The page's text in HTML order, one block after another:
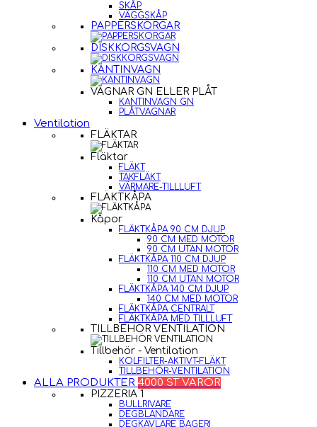
SKÅP
VÄGGSKÅP
PAPPERSKORGAR
DISKKORGSVAGN
KANTINVAGN
VAGNAR GN ELLER PLÅT
KANTINVAGN GN
PLÅTVAGNAR
Ventilation
FLÄKTAR
Fläktar
FLÄKT
TAKFLÄKT
VÄRMARE-TILLLUFT
FLÄKTKÅPA
Kåpor
FLÄKTKÅPA 90 CM DJUP
90 CM MED MOTOR
90 CM UTAN MOTOR
FLÄKTKÅPA 110 CM DJUP
110 CM MED MOTOR
110 CM UTAN MOTOR
FLÄKTKÅPA 140 CM DJUP
140 CM MED MOTOR
FLÄKTKÅPA CENTRALT
FLÄKTKÅPA MED TILLLUFT
TILLBEHÖR VENTILATION
Tillbehör - Ventilation
KOLFILTER-AKTIVT-FLÄKT
TILLBEHÖR-VENTILATION
ALLA PRODUKTER 4000 ST VAROR
PIZZERIA 1
BULLRIVARE
DEGBLANDARE
DEGKAVLARE BAGERI